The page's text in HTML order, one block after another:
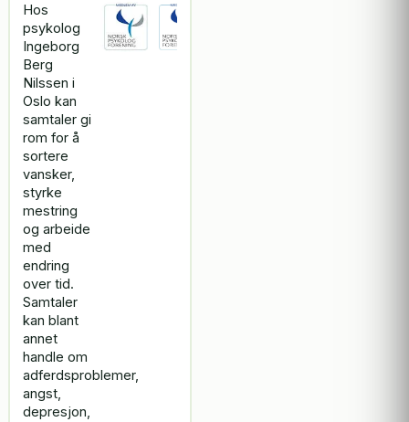
Hos
psykolog
Ingeborg
Berg
Nilssen i
Oslo kan
samtaler gi
rom for å
sortere
vansker,
styrke
mestring
og arbeide
med
endring
over tid.
Samtaler
kan blant
annet
handle om
adferdsproblemer,
angst,
depresjon,